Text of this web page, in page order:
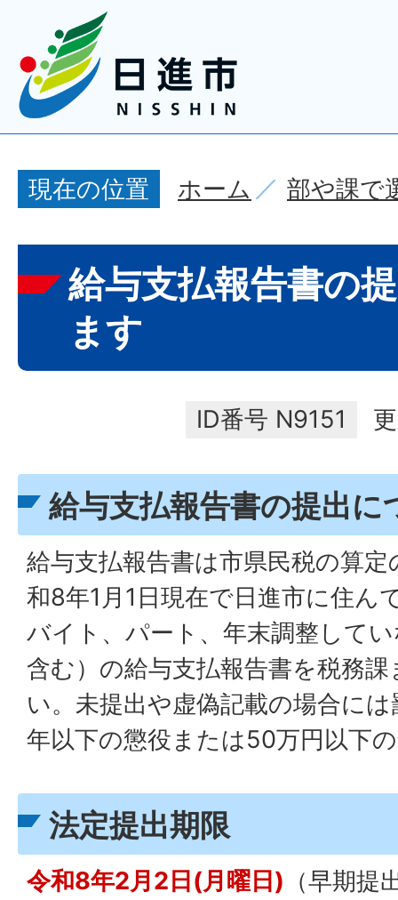
現在の位置 ホーム 部や課で
給与支払報告書の
ます
ID番号 N9151
給与支払報告書の提出に
給与支払報告書は市県民税の算
和8年1月1日現在で日進市に住ん
バイト、パート、年末調整して
含む）の給与支払報告書を税務
い。未提出や虚偽記載の場合に
年以下の懲役または50万円以下
法定提出期限
令和8年2月2日(月曜日) （早期